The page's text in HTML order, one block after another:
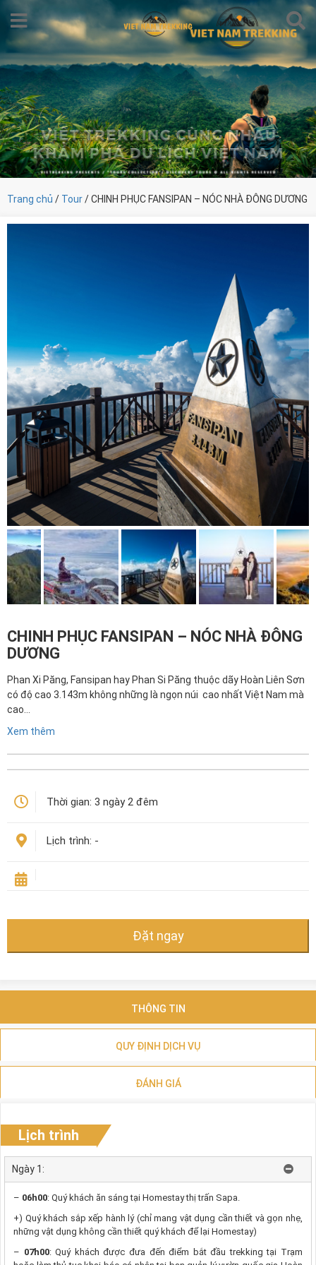
Trang chủ / Tour/ CHINH PHỤC FANSIPAN – NÓC NHÀ ĐÔNG DƯƠNG
CHINH PHỤC FANSIPAN – NÓC NHÀ ĐÔNG
DƯƠNG
Phan Xi Păng, Fansipan hay Phan Si Păng thuộc dãy Hoàn Liên Sơn
có độ cao 3.143m không những là ngọn núi cao nhất Việt Nam mà
cao…
Xem thêm
Thời gian: 3 ngày 2 đêm
Lịch trình: -
Đặt ngay
THÔNG TIN
QUY ĐỊNH DỊCH VỤ
ĐÁNH GIÁ
Lịch trình
Ngày 1:
– 06h00: Quý khách ăn sáng tại Homestay thị trấn Sapa.
+) Quý khách sắp xếp hành lý (chỉ mang vật dụng cần thiết và gọn nhẹ,
những vật dụng không cần thiết quý khách để lại Homestay)
– 07h00: Quý khách được đưa đến điểm bắt đầu trekking tại Trạm